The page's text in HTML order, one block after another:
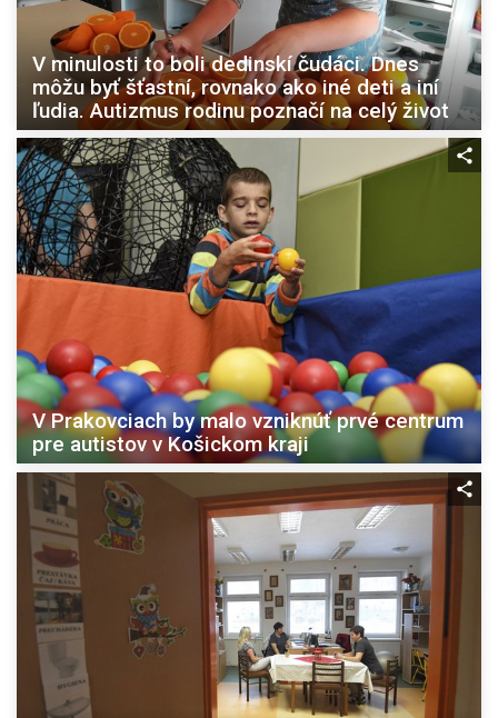
V minulosti to boli dedinskí čudáci. Dnes
môžu byť šťastní, rovnako ako iné deti a iní
ľudia. Autizmus rodinu poznačí na celý život
V Prakovciach by malo vzniknúť prvé centrum
pre autistov v Košickom kraji